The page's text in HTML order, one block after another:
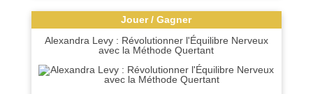
Jouer / Gagner
Alexandra Levy : Révolutionner l'Équilibre Nerveux
avec la Méthode Quertant